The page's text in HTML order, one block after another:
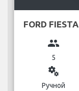
FORD FIESTA
group
5
miscellaneous_services
Ручной